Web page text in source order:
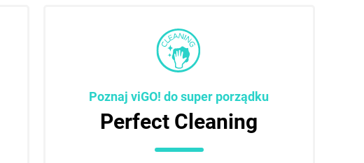
Poznaj viGO! do super porządku
Perfect Cleaning